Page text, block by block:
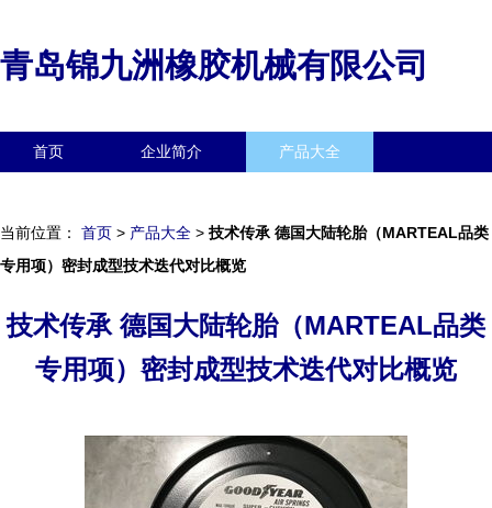
青岛锦九洲橡胶机械有限公司
首页 企业简介 产品大全
当前位置： 首页 > 产品大全 > 技术传承 德国大陆轮胎（MARTEAL品类
专用项）密封成型技术迭代对比概览
技术传承 德国大陆轮胎（MARTEAL品类
专用项）密封成型技术迭代对比概览